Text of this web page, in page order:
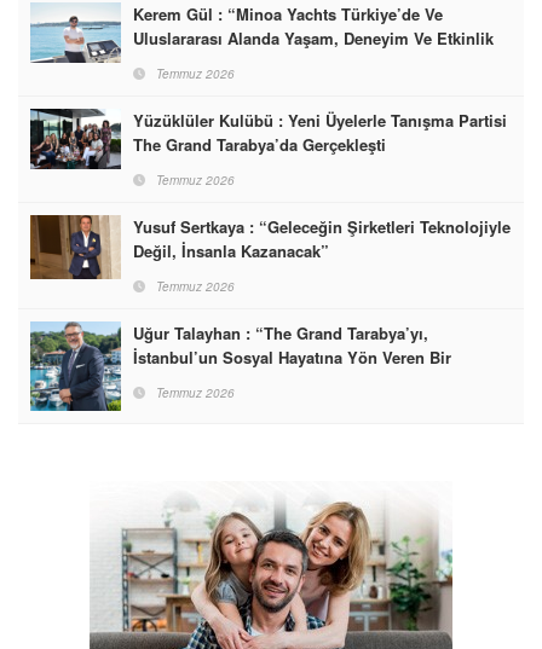
Kerem Gül : “Minoa Yachts Türkiye’de Ve
Uluslararası Alanda Yaşam, Deneyim Ve Etkinlik
Markası Olacak”
Temmuz 2026
Yüzüklüler Kulübü : Yeni Üyelerle Tanışma Partisi
The Grand Tarabya’da Gerçekleşti
Temmuz 2026
Yusuf Sertkaya : “Geleceğin Şirketleri Teknolojiyle
Değil, İnsanla Kazanacak”
Temmuz 2026
Uğur Talayhan : “The Grand Tarabya’yı,
İstanbul’un Sosyal Hayatına Yön Veren Bir
Destinasyon Haline Getirmeyi Hedefliyorum”
Temmuz 2026